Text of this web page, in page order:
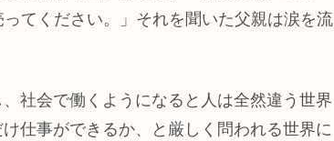
てください。」それを聞いた父親は涙を流
社会で働くようになると人は全然違う世界
仕事ができるか、と厳しく問われる世界に